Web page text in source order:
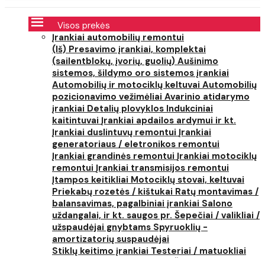
Visos prekės
Įrankiai automobilių remontui
(Iš) Presavimo įrankiai, komplektai
(sailentblokų, įvorių, guolių) Aušinimo
sistemos, šildymo oro sistemos įrankiai
Automobilių ir motociklų keltuvai Automobilių
pozicionavimo vežimėliai Avarinio atidarymo
įrankiai Detalių plovyklos Indukciniai
kaitintuvai Įrankiai apdailos ardymui ir kt.
Įrankiai duslintuvų remontui Įrankiai
generatoriaus / eletronikos remontui
Įrankiai grandinės remontui Įrankiai motociklų
remontui Įrankiai transmisijos remontui
Įtampos keitikliai Motociklų stovai, keltuvai
Priekabų rozetės / kištukai Ratų montavimas /
balansavimas, pagalbiniai įrankiai Salono
uždangalai, ir kt. saugos pr. Šepečiai / valikliai /
užspaudėjai gnybtams Spyruoklių -
amortizatorių suspaudėjai
Stiklų keitimo įrankiai Testeriai / matuokliai